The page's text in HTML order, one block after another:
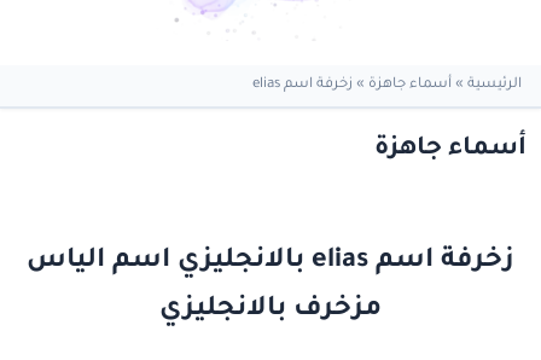
الرئيسية » أسماء جاهزة » زخرفة اسم elias
أسماء جاهزة
زخرفة اسم elias بالانجليزي اسم الياس
مزخرف بالانجليزي